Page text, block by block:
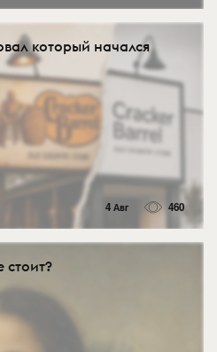
который начался
4 Авг 460